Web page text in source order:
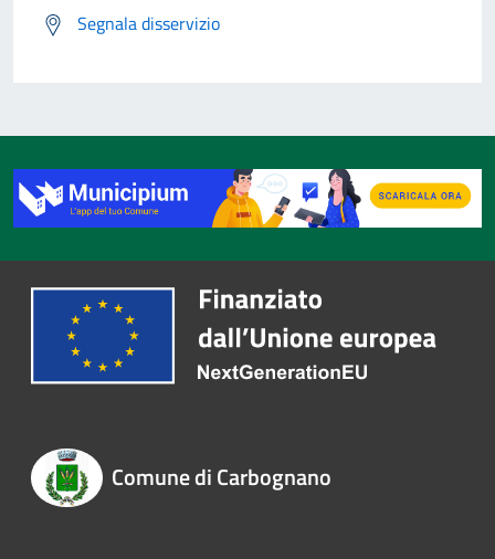
Segnala disservizio
Comune di Carbognano